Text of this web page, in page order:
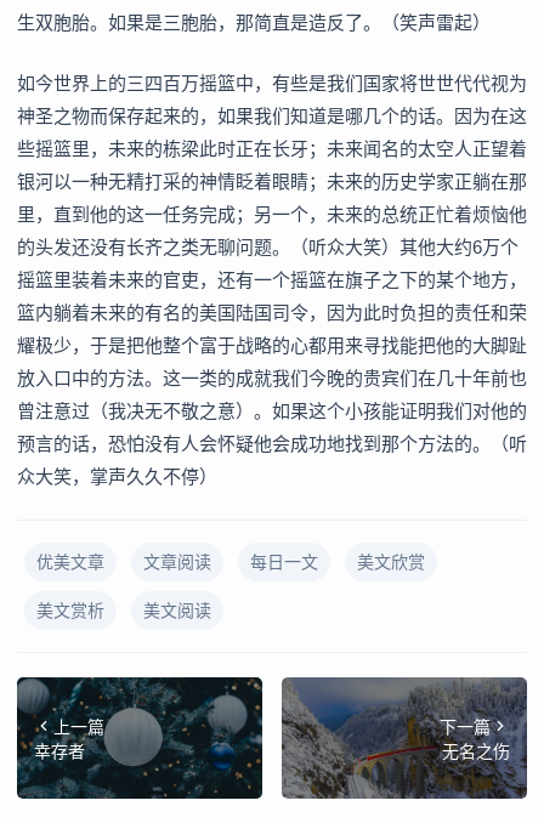
生双胞胎。如果是三胞胎，那简直是造反了。（笑声雷起）
如今世界上的三四百万摇篮中，有些是我们国家将世世代代视为
神圣之物而保存起来的，如果我们知道是哪几个的话。因为在这
些摇篮里，未来的栋梁此时正在长牙；未来闻名的太空人正望着
银河以一种无精打采的神情眨着眼睛；未来的历史学家正躺在那
里，直到他的这一任务完成；另一个，未来的总统正忙着烦恼他
的头发还没有长齐之类无聊问题。（听众大笑）其他大约6万个
摇篮里装着未来的官吏，还有一个摇篮在旗子之下的某个地方，
篮内躺着未来的有名的美国陆国司令，因为此时负担的责任和荣
耀极少，于是把他整个富于战略的心都用来寻找能把他的大脚趾
放入口中的方法。这一类的成就我们今晚的贵宾们在几十年前也
曾注意过（我决无不敬之意）。如果这个小孩能证明我们对他的
预言的话，恐怕没有人会怀疑他会成功地找到那个方法的。（听
众大笑，掌声久久不停）
优美文章 文章阅读 每日一文 美文欣赏
美文赏析 美文阅读
上一篇
幸存者
下一篇
无名之伤